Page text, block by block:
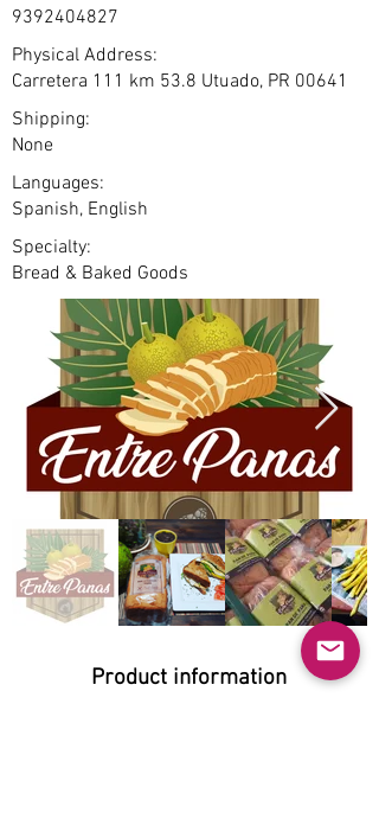
9392404827
Physical Address:
Carretera 111 km 53.8 Utuado, PR 00641
Shipping:
None
Languages:
Spanish, English
Specialty:
Bread & Baked Goods
Product information